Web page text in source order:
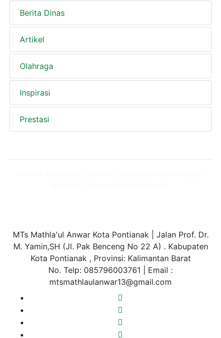
Berita Dinas
Artikel
Olahraga
Inspirasi
Prestasi
MTs Mathla'ul Anwar Kota Pontianak | Jalan Prof. Dr.
M. Yamin,SH (Jl. Pak Benceng No 22 A) . Kabupaten
Kota Pontianak , Provinsi: Kalimantan Barat
No. Telp: 085796003761 | Email :
mtsmathlaulanwar13@gmail.com